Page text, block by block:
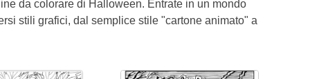
da colorare di Halloween. Entrate in un mondo
stili grafici, dal semplice stile "cartone animato" a